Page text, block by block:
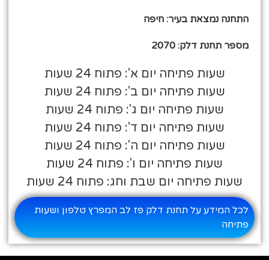
התחנה נמצאת בעיר: חיפה
מספר תחנת דלק: 2070
שעות פתיחה יום א': פתוח 24 שעות
שעות פתיחה יום ב': פתוח 24 שעות
שעות פתיחה יום ג': פתוח 24 שעות
שעות פתיחה יום ד': פתוח 24 שעות
שעות פתיחה יום ה': פתוח 24 שעות
שעות פתיחה יום ו': פתוח 24 שעות
שעות פתיחה יום שבת וחג: פתוח 24 שעות
לכל המידע על תחנת דלק פז לב המפרץ טלפון ושעות
פתיחה